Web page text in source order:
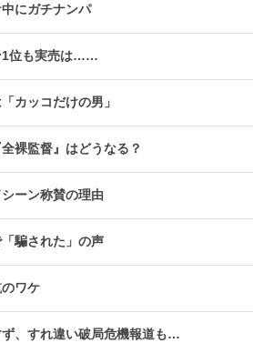
にガチナンパ
1位も実売は……
カッコだけの男」
裸監督』はどうなる？
ーン称賛の理由
騙された」の声
ワケ
、すれ違い破局危機報道も…